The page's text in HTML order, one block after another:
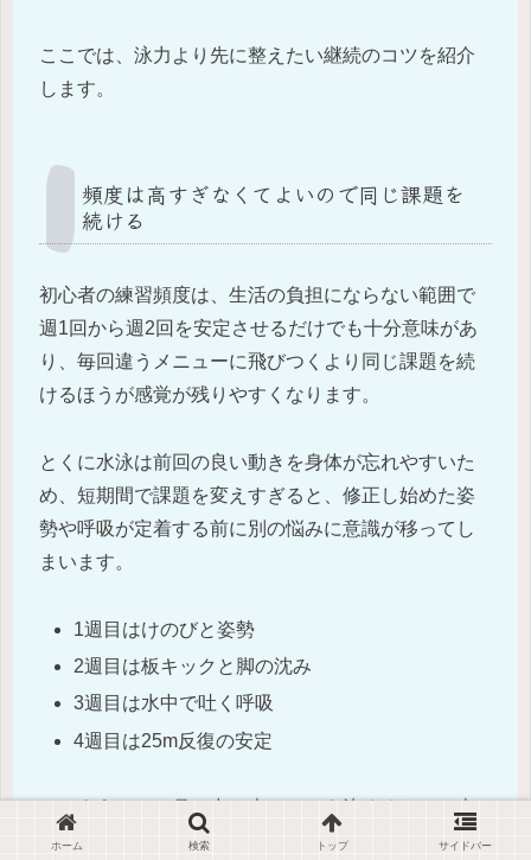
ここでは、泳力より先に整えたい継続のコツを紹介
します。
頻度は高すぎなくてよいので同じ課題を
続ける
初心者の練習頻度は、生活の負担にならない範囲で
週1回から週2回を安定させるだけでも十分意味があ
り、毎回違うメニューに飛びつくより同じ課題を続
けるほうが感覚が残りやすくなります。
とくに水泳は前回の良い動きを身体が忘れやすいた
め、短期間で課題を変えすぎると、修正し始めた姿
勢や呼吸が定着する前に別の悩みに意識が移ってし
まいます。
1週目はけのびと姿勢
2週目は板キックと脚の沈み
3週目は水中で吐く呼吸
4週目は25m反復の安定
このように一か月の中で大テーマを決めると、一本
ごとの意識がぶれにくく、自由遊泳でも何をやれば
ホーム 検索 トップ サイドバー